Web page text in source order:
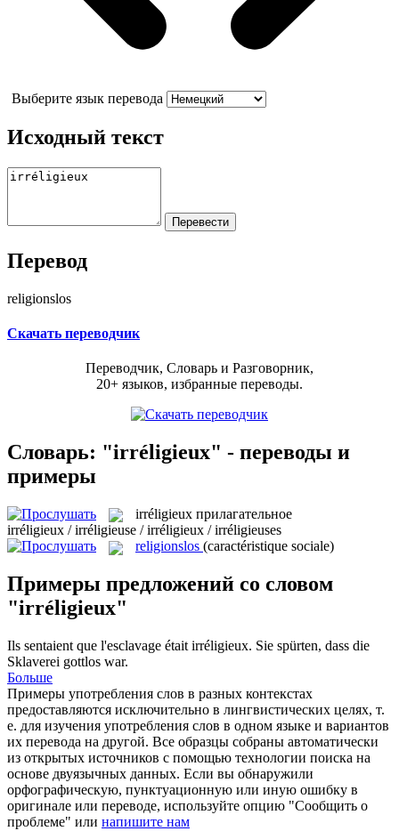
Выберите язык перевода
Исходный текст
Перевод
religionslos
Скачать переводчик
Переводчик, Словарь и Разговорник,
20+ языков, избранные переводы.
Словарь: "irréligieux" - переводы и
примеры
irréligieux прилагательное
irréligieux / irréligieuse / irréligieux / irréligieuses
religionslos (caractéristique sociale)
Примеры предложений со словом
"irréligieux"
Ils sentaient que l'esclavage était irréligieux. Sie spürten, dass die
Sklaverei gottlos war.
Больше
Примеры употребления слов в разных контекстах
предоставляются исключительно в лингвистических целях, т.
е. для изучения употребления слов в одном языке и вариантов
их перевода на другой. Все образцы собраны автоматически
из открытых источников с помощью технологии поиска на
основе двуязычных данных. Если вы обнаружили
орфографическую, пунктуационную или иную ошибку в
оригинале или переводе, используйте опцию "Сообщить о
проблеме" или напишите нам